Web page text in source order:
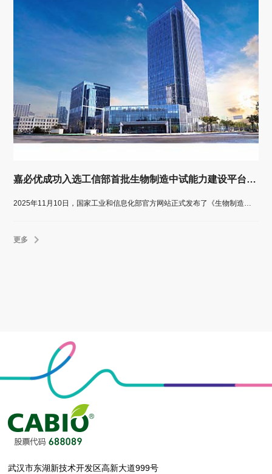
嘉必优成功入选工信部首批生物制造中试能力建设平台公示名单
2025年11月10日，国家工业和信息化部官方网站正式发布了《生物制造中试能力建设平台名单（第一批）公示通知》。嘉必优生物技术（武汉）股份有限公司成功入选该名单。
更多
武汉市东湖新技术开发区高新大道999号